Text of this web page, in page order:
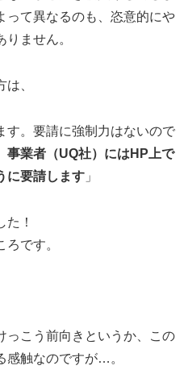
って異なるのも、恣意的にや
ません。
、
す。要請に強制力はないので
事業者（UQ社）にはHP上で
に要請します 」
た！
です。
っこう前向きというか、この
感触なのですが…。